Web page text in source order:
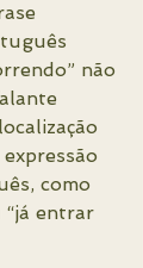
não
como
“já entrar